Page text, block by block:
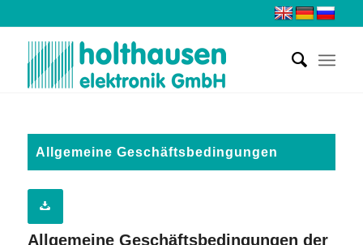
Allgemeine Geschäftsbedingungen
Allgemeine Geschäftsbedingungen der